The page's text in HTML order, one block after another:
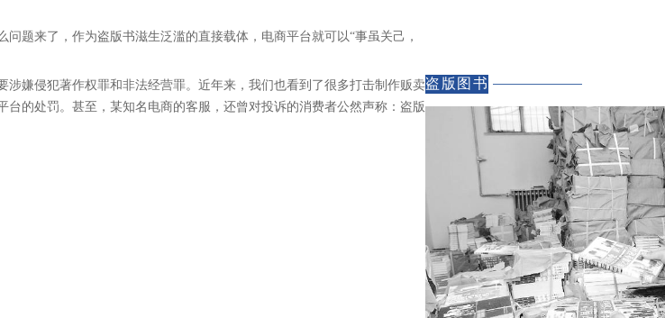
题来了，作为盗版书滋生泛滥的直接载体，电商平台就可以“事虽关己，
嫌侵犯著作权罪和非法经营罪。近年来，我们也看到了很多打击制作贩卖
的处罚。甚至，某知名电商的客服，还曾对投诉的消费者公然声称：盗版
盗版图书